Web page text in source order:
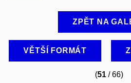
ZPĚT NA
VĚTŠÍ FORMÁT
(51 / 66)